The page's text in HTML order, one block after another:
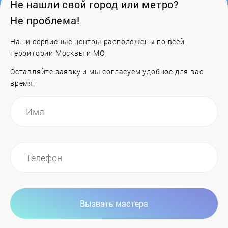
HIBERG
Jackys
Не нашли свой город или метро?
Не проблема!
Наши сервисные центры расположены по всей
территории Москвы и МО
Оставляйте заявку и мы согласуем удобное для вас
время!
Вызвать мастера